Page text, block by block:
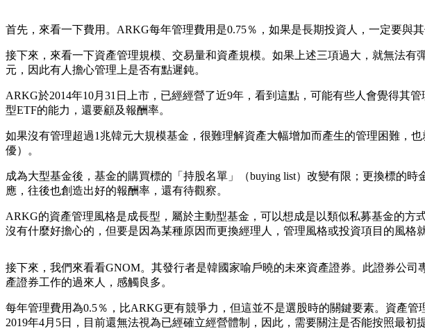
首先，來看一下費用。ARKG每年管理費用是0.75％，如果是長期投資人，一定要與
接下來，來看一下資產管理規模、交易量和資產規模。如果上述三項過大，就無法
元，因此有人擔心管理上是否有點遲鈍。
ARKG於2014年10月31日上市，已經經營了近9年，看到這點，可能有些人會覺得其
型ETF的能力，還要顧及報酬率。
如果沒有管理超過1兆韓元大規模基金，很難理解資產大幅增加而產生的管理困難，
優）。
成為大型基金後，基金的購買標的「持股名單」（buying list）改變有限；更換標的
應，往後也創造出好的報酬率，還有待觀察。
ARKG的資產管理風格是成長型，屬於主動型基金，可以想成是以類似私募基金的
沒有什麼好擔心的，但要是因為某種原因而更換經理人，管理風格或投資項目的風格
接下來，我們來看看GNOM。其發行者是韓國家喻戶曉的未來資產證券。此證券公
產證券工作的過來人，感觸良多。
每年管理費用為0.5％，比ARKG更有競爭力，但這並不是選股時的關鍵要素。資產
2019年4月5日，目前還無法視為已經確立經營體制，因此，需要關注是否能按照最初